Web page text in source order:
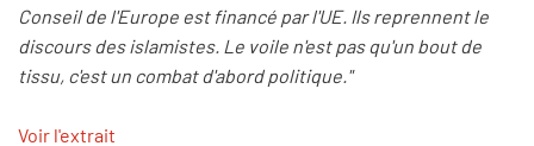
Conseil de l'Europe est financé par l'UE. Ils reprennent le
discours des islamistes. Le voile n'est pas qu'un bout de
tissu, c'est un combat d'abord politique."
Voir l'extrait